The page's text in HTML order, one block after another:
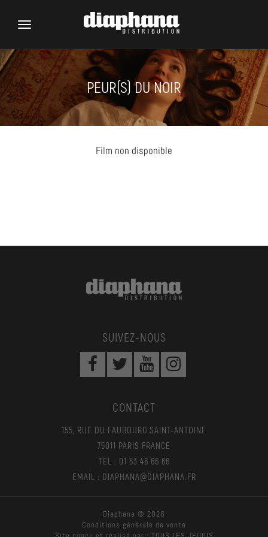
Toggle
PEUR(S) DU NOIR
Film non disponible
SUIVEZ-NOUS
CONTACT
155, RUE DU FAUBOURG SAINT-ANTOINE
75011 PARIS FRANCE
TEL : 01 53 46 66 66
EMAIL : DIAPHANA@DIAPHANA.FR
Diaphana © 2026
Conditions générale de vente